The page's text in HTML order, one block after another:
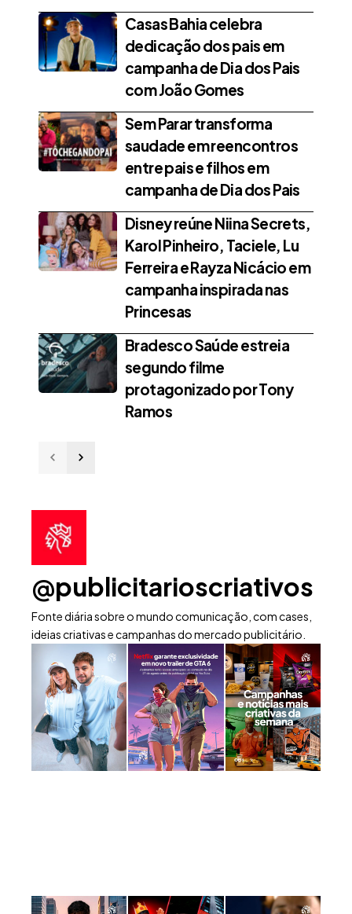
Casas Bahia celebra
dedicação dos pais em
campanha de Dia dos Pais
com João Gomes
Sem Parar transforma
saudade em reencontros
entre pais e filhos em
campanha de Dia dos Pais
Disney reúne Niina Secrets,
Karol Pinheiro, Taciele, Lu
Ferreira e Rayza Nicácio em
campanha inspirada nas
Princesas
Bradesco Saúde estreia
segundo filme
protagonizado por Tony
Ramos
@publicitarioscriativos
Fonte diária sobre o mundo comunicação, com cases,
ideias criativas e campanhas do mercado publicitário.